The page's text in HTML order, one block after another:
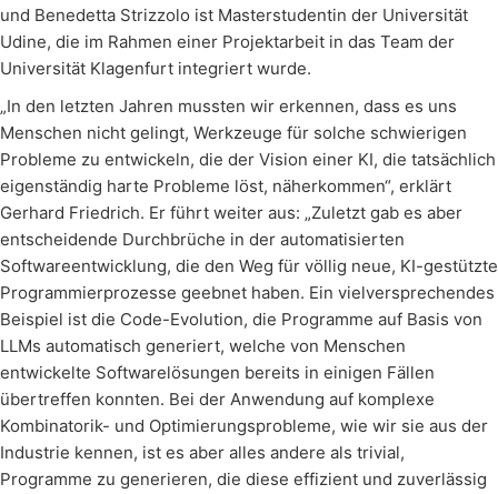
und Benedetta Strizzolo ist Masterstudentin der Universität
Udine, die im Rahmen einer Projektarbeit in das Team der
Universität Klagenfurt integriert wurde.
„In den letzten Jahren mussten wir erkennen, dass es uns
Menschen nicht gelingt, Werkzeuge für solche schwierigen
Probleme zu entwickeln, die der Vision einer KI, die tatsächlich
eigenständig harte Probleme löst, näherkommen“, erklärt
Gerhard Friedrich. Er führt weiter aus: „Zuletzt gab es aber
entscheidende Durchbrüche in der automatisierten
Softwareentwicklung, die den Weg für völlig neue, KI-gestützte
Programmierprozesse geebnet haben. Ein vielversprechendes
Beispiel ist die Code-Evolution, die Programme auf Basis von
LLMs automatisch generiert, welche von Menschen
entwickelte Softwarelösungen bereits in einigen Fällen
übertreffen konnten. Bei der Anwendung auf komplexe
Kombinatorik- und Optimierungsprobleme, wie wir sie aus der
Industrie kennen, ist es aber alles andere als trivial,
Programme zu generieren, die diese effizient und zuverlässig